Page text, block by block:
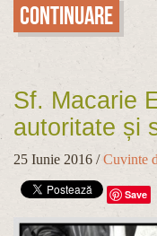
Continuare
Sf. Macarie
autoritate și
25 Iunie 2016 /Cuvinte
Save